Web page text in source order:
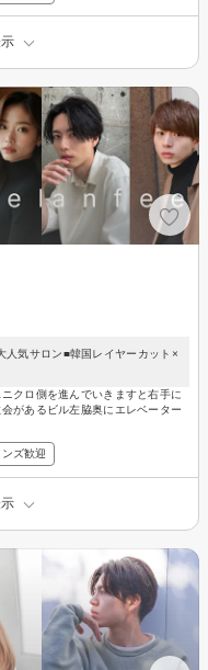
気サロン■韓国レイヤーカット×
クロ側を進んでいきますと右手に
があるビル左脇奥にエレベーター
ンズ歓迎